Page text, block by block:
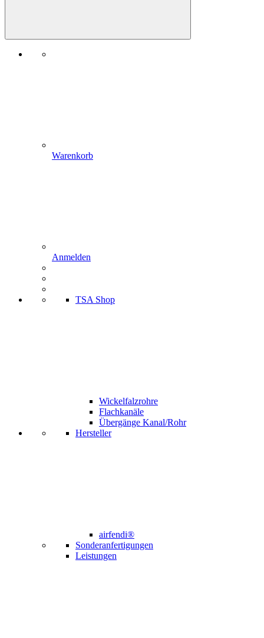
Warenkorb
Anmelden
TSA Shop
Wickelfalzrohre
Flachkanäle
Übergänge Kanal/Rohr
Hersteller
airfendi®
Sonderanfertigungen
Leistungen